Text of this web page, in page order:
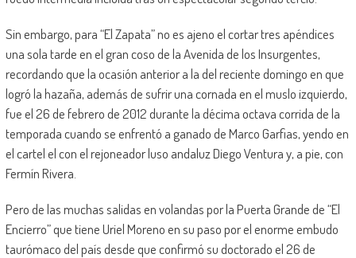
Sin embargo, para “El Zapata” no es ajeno el cortar tres apéndices
una sola tarde en el gran coso de la Avenida de los Insurgentes,
recordando que la ocasión anterior a la del reciente domingo en que
logró la hazaña, además de sufrir una cornada en el muslo izquierdo,
fue el 26 de febrero de 2012 durante la décima octava corrida de la
temporada cuando se enfrentó a ganado de Marco Garfias, yendo en
el cartel el con el rejoneador luso andaluz Diego Ventura y, a pie, con
Fermín Rivera.
Pero de las muchas salidas en volandas por la Puerta Grande de “El
Encierro” que tiene Uriel Moreno en su paso por el enorme embudo
taurómaco del país desde que confirmó su doctorado el 26 de